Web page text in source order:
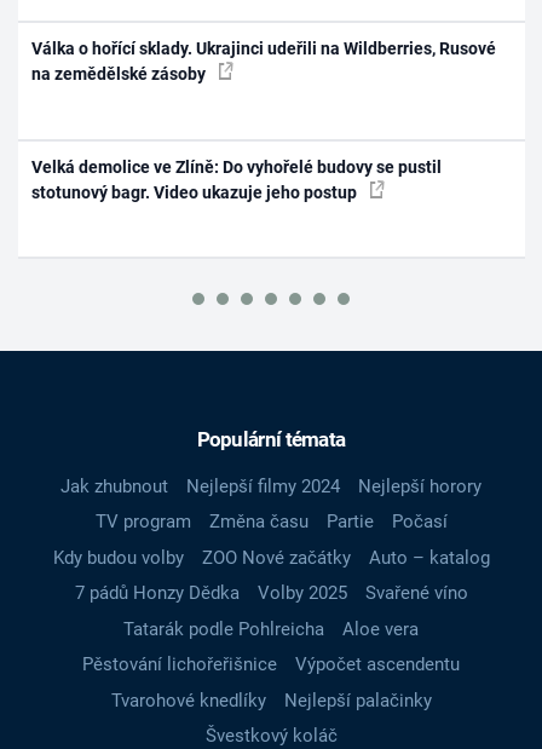
Válka o hořící sklady. Ukrajinci udeřili na Wildberries, Rusové
na zemědělské zásoby
Velká demolice ve Zlíně: Do vyhořelé budovy se pustil
stotunový bagr. Video ukazuje jeho postup
Populární témata
Jak zhubnout Nejlepší filmy 2024
Nejlepší horory
TV program
Změna času Partie
Počasí
Kdy budou volby
ZOO Nové začátky
Auto – katalog
7 pádů Honzy Dědka
Volby 2025
Svařené víno
Tatarák podle Pohlreicha
Aloe vera
Pěstování lichořeřišnice
Výpočet ascendentu
Tvarohové knedlíky
Nejlepší palačinky
Švestkový koláč